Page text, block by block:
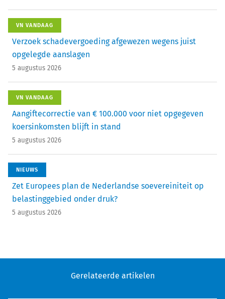
VN VANDAAG
Verzoek schadevergoeding afgewezen wegens juist
opgelegde aanslagen
5 augustus 2026
VN VANDAAG
Aangiftecorrectie van € 100.000 voor niet opgegeven
koersinkomsten blijft in stand
5 augustus 2026
NIEUWS
Zet Europees plan de Nederlandse soevereiniteit op
belastinggebied onder druk?
5 augustus 2026
Gerelateerde artikelen